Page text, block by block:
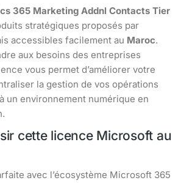
365 Marketing Addnl Contacts Tier
stratégiques proposés par
accessibles facilement au Maroc.
aux besoins des entreprises
vous permet d’améliorer votre
la gestion de vos opérations
un environnement numérique en
cette licence Microsoft au
avec l’écosystème Microsoft 365